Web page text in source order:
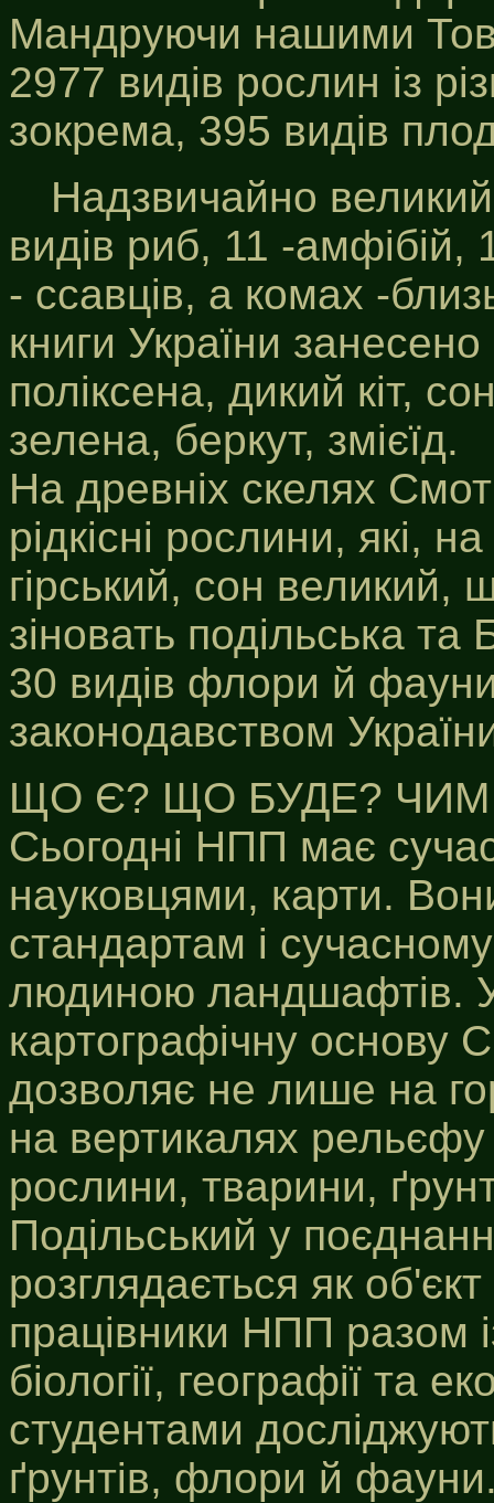
Мандруючи нашими
2977 видів рослин із
зокрема, 395 видів
Надзвичайно
видів риб, 11 -амфібій,
- ссавців, а комах -
книги України
поліксена, дикий кіт,
зелена, беркут, змієїд.
На древніх скелях
рідкісні рослини, які,
гірський, сон великий,
зіновать подільська
30 видів флори й
законодавством
ЩО Є? ЩО БУДЕ? ЧИМ
Сьогодні НПП має
науковцями, карти.
стандартам і
людиною ландшафтів.
картографічну основу
дозволяє не лише на
на вертикалях
рослини, тварини,
Подільський у
розглядається як
працівники НПП разом
біології, географії та
студентами
ґрунтів, флори й